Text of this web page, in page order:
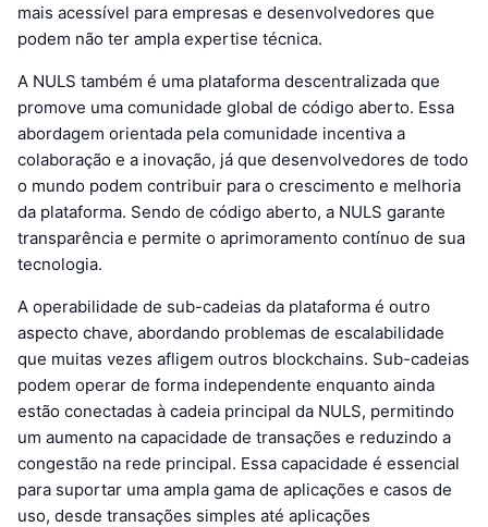
mais acessível para empresas e desenvolvedores que
podem não ter ampla expertise técnica.
A NULS também é uma plataforma descentralizada que
promove uma comunidade global de código aberto. Essa
abordagem orientada pela comunidade incentiva a
colaboração e a inovação, já que desenvolvedores de todo
o mundo podem contribuir para o crescimento e melhoria
da plataforma. Sendo de código aberto, a NULS garante
transparência e permite o aprimoramento contínuo de sua
tecnologia.
A operabilidade de sub-cadeias da plataforma é outro
aspecto chave, abordando problemas de escalabilidade
que muitas vezes afligem outros blockchains. Sub-cadeias
podem operar de forma independente enquanto ainda
estão conectadas à cadeia principal da NULS, permitindo
um aumento na capacidade de transações e reduzindo a
congestão na rede principal. Essa capacidade é essencial
para suportar uma ampla gama de aplicações e casos de
uso, desde transações simples até aplicações